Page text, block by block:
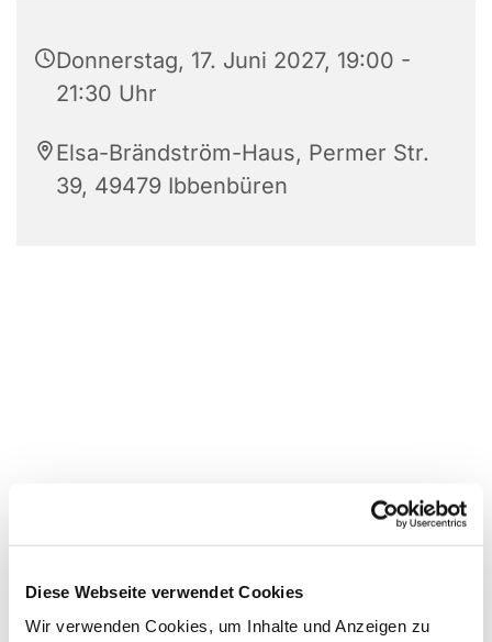
Diese Webseite verwendet Cookies
Wir verwenden Cookies, um Inhalte und Anzeigen zu
Donnerstag, 17. Juni 2027, 19:00 -
21:30 Uhr
Elsa-Brändström-Haus, Permer Str.
39, 49479 Ibbenbüren